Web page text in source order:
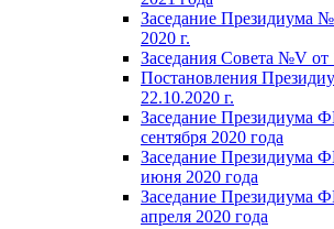
Заседание Президиума №
2020 г.
Заседания Совета №V от
Постановления
22.10.2020 г.
Заседание Президиума
сентября 2020 года
Заседание Президиума
июня 2020 года
Заседание Президиума
апреля 2020 года